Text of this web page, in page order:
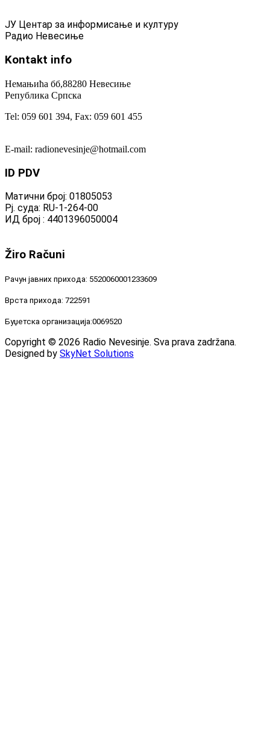
ЈУ Центар за информисање и културу
Радио Невесиње
Kontakt info
Немањића бб,88280 Невесиње
Република Српска
Tel: 059 601 394, Fax: 059 601 455
E-mail: radionevesinje@hotmail.com
ID PDV
Матични број: 01805053
Рј. суда: RU-1-264-00
ИД број : 4401396050004
Žiro Računi
Рачун јавних прихода: 5520060001233609
Врста прихода: 722591
Буџетска организација:0069520
Copyright © 2026 Radio Nevesinje. Sva prava zadržana.
Designed by SkyNet Solutions